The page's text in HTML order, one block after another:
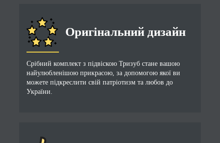
Оригінальний дизайн
Срібний комплект з підвіскою Тризуб стане вашою
найулюбленішою прикрасою, за допомогою якої ви
можете підкреслити свій патріотизм та любов до
України.